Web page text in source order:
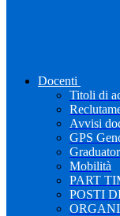
Docenti
Titoli di
Avvisi
GPS
Mobilità
PART
POSTI